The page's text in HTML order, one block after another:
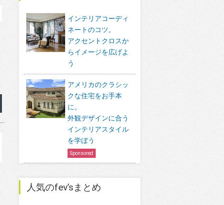
インテリアコーディ
ネートのコツ。
アクセントクロスか
らイメージを広げよ
う
アメリカのクラシッ
クな住宅をお手本
に。
外観デザインに合う
インテリアスタイル
を学ぼう
Sponsored
人気のfev’sまとめ